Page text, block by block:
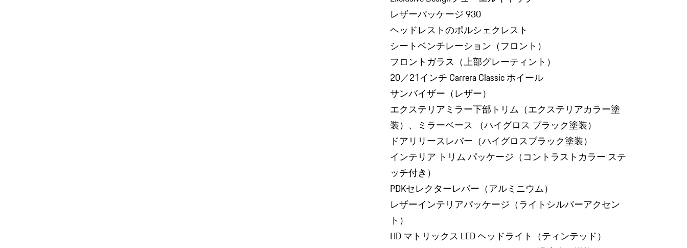
レザーパッケージ 930
ヘッドレストのポルシェクレスト
シートベンチレーション（フロント）
フロントガラス（上部グレーティント）
20／21インチ Carrera Classic ホイール
サンバイザー（レザー）
エクステリアミラー下部トリム（エクステリアカラー塗
装）、ミラーベース （ハイグロス ブラック塗装）
ドアリリースレバー（ハイグロスブラック塗装）
インテリア トリム パッケージ（コントラストカラー ステ
ッチ付き）
PDKセレクターレバー（アルミニウム）
レザーインテリアパッケージ（ライトシルバーアクセン
ト）
HD マトリックス LED ヘッドライト（ティンテッド）